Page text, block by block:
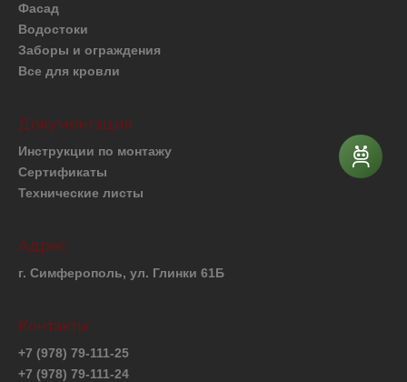
Фасад
Водостоки
Заборы и ограждения
Все для кровли
Документация
Инструкции по монтажу
Сертификаты
Технические листы
Адрес
г. Симферополь, ул. Глинки 61Б
Контакты
+7 (978) 79-111-25
+7 (978) 79-111-24